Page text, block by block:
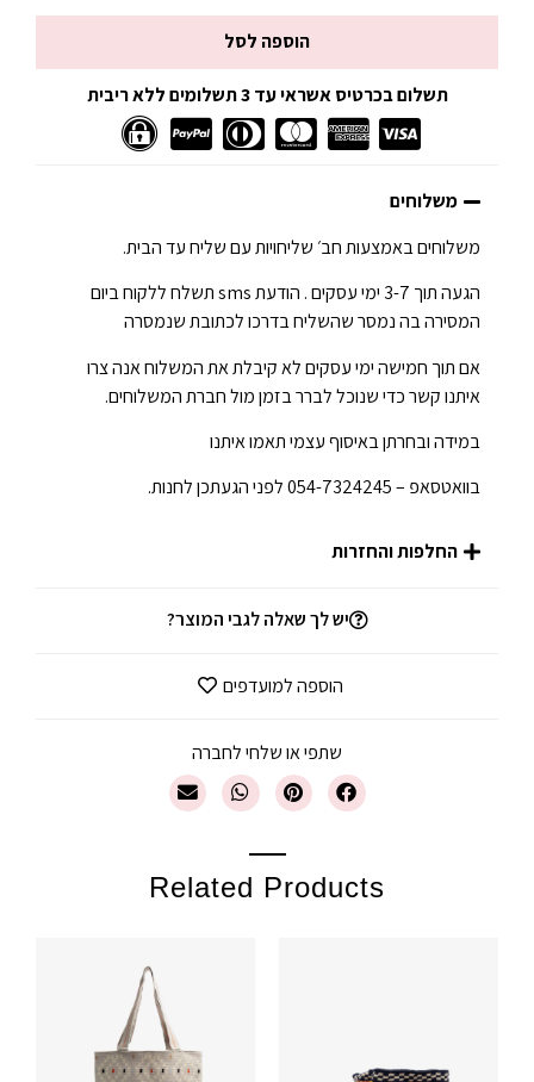
הוספה לסל
תשלום בכרטיס אשראי עד 3 תשלומים ללא ריבית
משלוחים
משלוחים באמצעות חב׳ שליחויות עם שליח עד הבית.
הגעה תוך 3-7 ימי עסקים . הודעת sms תשלח ללקוח ביום
המסירה בה נמסר שהשליח בדרכו לכתובת שנמסרה
אם תוך חמישה ימי עסקים לא קיבלת את המשלוח אנה צרו
איתנו קשר כדי שנוכל לברר בזמן מול חברת המשלוחים.
במידה ובחרתן באיסוף עצמי תאמו איתנו
בוואטסאפ – 054-7324245 לפני הגעתכן לחנות.
החלפות והחזרות
יש לך שאלה לגבי המוצר?
הוספה למועדפים
שתפי או שלחי לחברה
Related Products